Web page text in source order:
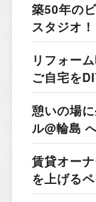
築50年の
スタジオ！
リフォー
ご自宅を
憩いの場
ル@輪島
賃貸オー
を上げる